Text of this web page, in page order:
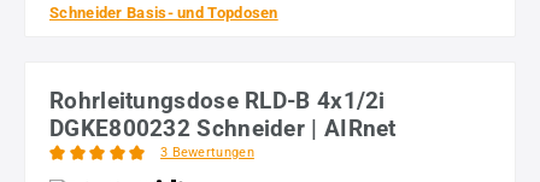
Schneider Basis- und Topdosen
Rohrleitungsdose RLD-B 4x1/2i
DGKE800232 Schneider | AIRnet
3 Bewertungen